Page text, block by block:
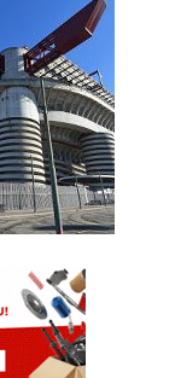
inaczej tego nie
bedzie mial grac co
juz na bank liga
opuszczali 6
sezonow i mieli